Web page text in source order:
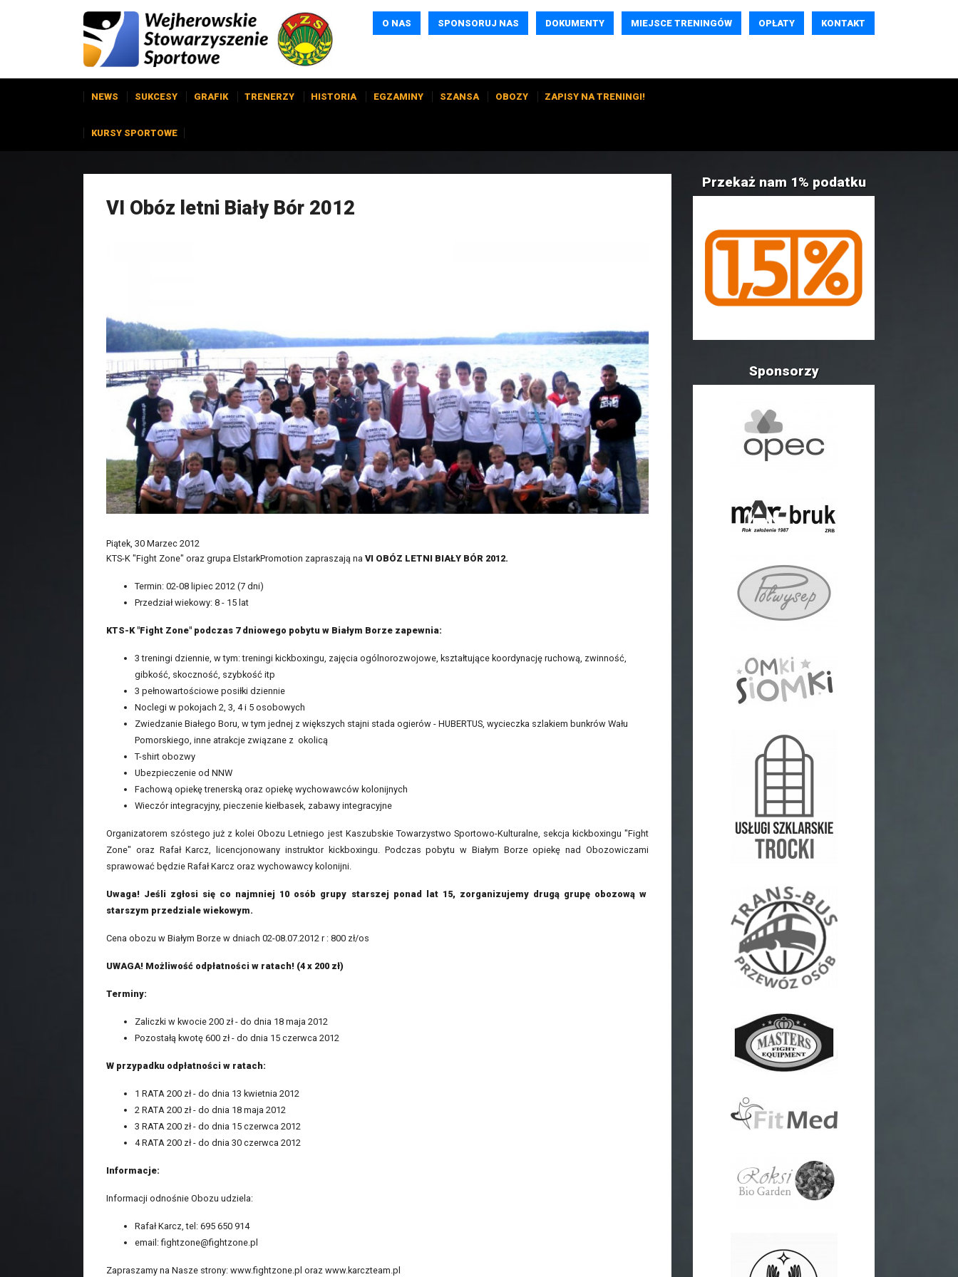
O NAS SPONSORUJ NAS DOKUMENTY MIEJSCE TRENINGÓW OPŁATY KONTAKT
NEWS SUKCESY GRAFIK TRENERZY HISTORIA EGZAMINY SZANSA OBOZY ZAPISY NA TRENINGI!
KURSY SPORTOWE
VI Obóz letni Biały Bór 2012
Piątek, 30 Marzec 2012
KTS-K "Fight Zone" oraz grupa ElstarkPromotion zapraszają na VI OBÓZ LETNI BIAŁY BÓR 2012.
Termin: 02-08 lipiec 2012 (7 dni)
Przedział wiekowy: 8 - 15 lat
KTS-K "Fight Zone" podczas 7 dniowego pobytu w Białym Borze zapewnia:
3 treningi dziennie, w tym: treningi kickboxingu, zajęcia ogólnorozwojowe, kształtujące koordynację ruchową, zwinność,
gibkość, skoczność, szybkość itp
3 pełnowartościowe posiłki dziennie
Noclegi w pokojach 2, 3, 4 i 5 osobowych
Zwiedzanie Białego Boru, w tym jednej z większych stajni stada ogierów - HUBERTUS, wycieczka szlakiem bunkrów Wału
Pomorskiego, inne atrakcje związane z okolicą
T-shirt obozwy
Ubezpieczenie od NNW
Fachową opiekę trenerską oraz opiekę wychowawców kolonijnych
Wieczór integracyjny, pieczenie kiełbasek, zabawy integracyjne
Organizatorem szóstego już z kolei Obozu Letniego jest Kaszubskie Towarzystwo Sportowo-Kulturalne, sekcja kickboxingu "Fight
Zone" oraz Rafał Karcz, licencjonowany instruktor kickboxingu. Podczas pobytu w Białym Borze opiekę nad Obozowiczami
sprawować będzie Rafał Karcz oraz wychowawcy kolonijni.
Uwaga! Jeśli zgłosi się co najmniej 10 osób grupy starszej ponad lat 15, zorganizujemy drugą grupę obozową w
starszym przedziale wiekowym.
Cena obozu w Białym Borze w dniach 02-08.07.2012 r : 800 zł/os
UWAGA! Możliwość odpłatności w ratach! (4 x 200 zł)
Terminy:
Zaliczki w kwocie 200 zł - do dnia 18 maja 2012
Pozostałą kwotę 600 zł - do dnia 15 czerwca 2012
W przypadku odpłatności w ratach:
1 RATA 200 zł - do dnia 13 kwietnia 2012
2 RATA 200 zł - do dnia 18 maja 2012
3 RATA 200 zł - do dnia 15 czerwca 2012
4 RATA 200 zł - do dnia 30 czerwca 2012
Informacje:
Informacji odnośnie Obozu udziela:
Rafał Karcz, tel: 695 650 914
email: fightzone@fightzone.pl
Zapraszamy na Nasze strony: www.fightzone.pl oraz www.karczteam.pl
Przekaż nam 1% podatku
Sponsorzy